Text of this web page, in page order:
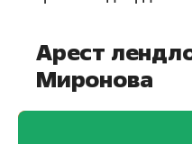
Арест
Миронова